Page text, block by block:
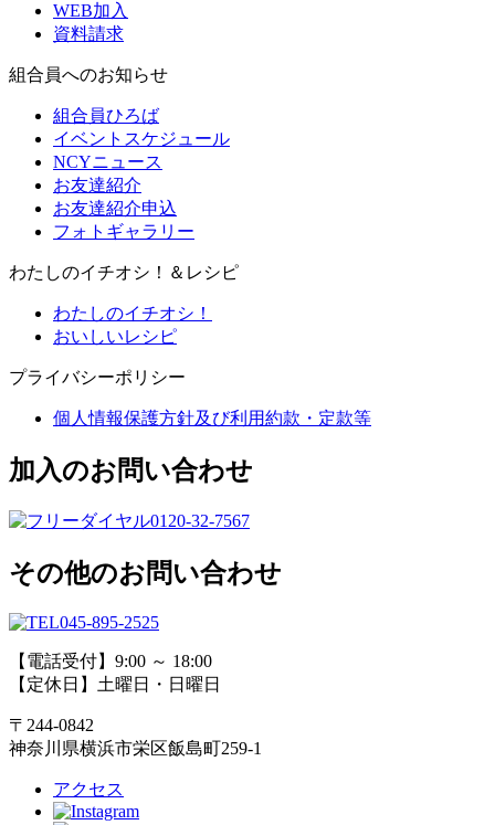
WEB加入
資料請求
組合員へのお知らせ
組合員ひろば
イベントスケジュール
NCYニュース
お友達紹介
お友達紹介申込
フォトギャラリー
わたしのイチオシ！＆レシピ
わたしのイチオシ！
おいしいレシピ
プライバシーポリシー
個人情報保護方針及び利用約款・定款等
加入のお問い合わせ
0120-32-7567
その他のお問い合わせ
045-895-2525
【電話受付】9:00 ～ 18:00
【定休日】土曜日・日曜日
〒244-0842
神奈川県横浜市栄区飯島町259-1
アクセス